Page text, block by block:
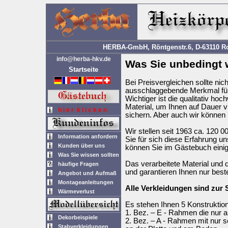
HERBA-GmbH, Röntgenstr.6, D-63110
info@herba-hkv.de
Startseite
h i e r k l i c k e n
Information anfordern
Kunden über uns
Was Sie wissen sollten
häufige Fragen
Angebot und Aufmaß
Montageanleitungen
Wärmeverlust
Dekorbeispiele
Stabverkleidungen
Was Sie unbedingt
Bei Preisvergleichen sollte
ausschlaggebende Merkmal
Wichtiger ist die qualitativ
Material, um Ihnen auf Dauer
sichern. Aber auch wir
Wir stellen seit 1963 ca. 120
Sie für sich diese Erfahrung
können Sie im Gästebuch
Das verarbeitete Material und
und garantieren Ihnen nur
Alle Verkleidungen sind zur
Es stehen Ihnen 5
1. Bez. – E - Rahmen die nur
2. Bez. – A - Rahmen mit nur